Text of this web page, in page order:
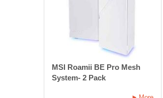
MSI Roamii BE Pro Mesh
System- 2 Pack